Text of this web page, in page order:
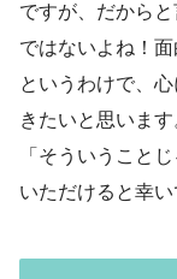
ですが、だから
ではないよね！
というわけで、
きたいと思います
「そういうこと
いただけると幸い